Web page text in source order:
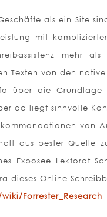
als ein Site
mit
mehr
Texten von den
über die Grundlage
da liegt sinnvolle
von
aus bester Quelle
Exposee Lektorat
dieses Online-
Forrester_Research